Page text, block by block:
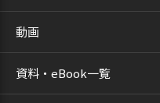
動画
資料・eBook一覧